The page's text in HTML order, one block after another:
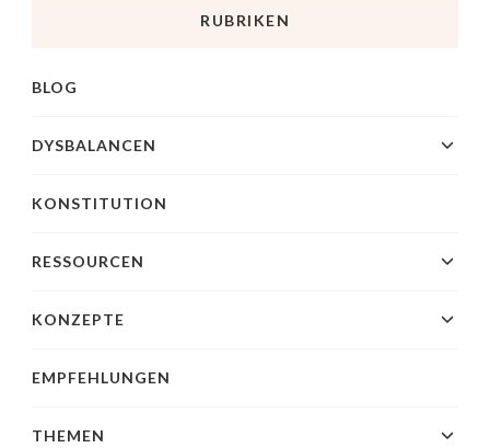
RUBRIKEN
BLOG
DYSBALANCEN
KONSTITUTION
RESSOURCEN
KONZEPTE
EMPFEHLUNGEN
THEMEN